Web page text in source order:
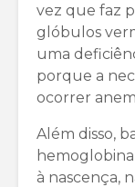
vez que faz
glóbulos
uma
porque a
ocorrer
Além disso,
hemoglobina
à nascença,